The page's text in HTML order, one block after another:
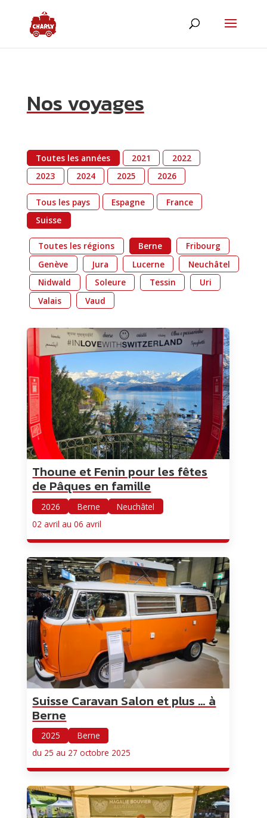
Nos voyages
Toutes les années 2021
2022
2023
2024 2025 2026
Tous les pays Espagne
France
Suisse
Toutes les régions Berne
Fribourg
Genève
Jura Lucerne
Neuchâtel
Nidwald
Soleure Tessin
Uri
Valais
Vaud
Thoune et Fenin pour les fêtes
de Pâques en famille
2026 Berne
Neuchâtel
02 avril au 06 avril
Suisse Caravan Salon et plus … à
Berne
2025
Berne
du 25 au 27 octobre 2025